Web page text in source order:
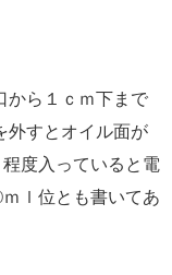
から１ｃｍ下まで
外すとオイル面が
度入っていると電
ｌ位とも書いてあ